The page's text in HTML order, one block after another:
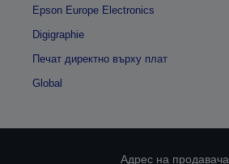
Epson Europe Electronics
Digigraphie
Печат директно върху плат
Global
Адрес на продавача